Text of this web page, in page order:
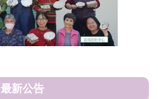
最新公告